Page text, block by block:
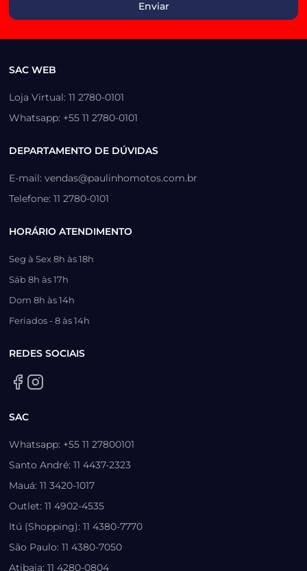
SAC WEB
Loja Virtual: 11 2780-0101
Whatsapp: +55 11 2780-0101
DEPARTAMENTO DE DÚVIDAS
E-mail: vendas@paulinhomotos.com.br
Telefone: 11 2780-0101
HORÁRIO ATENDIMENTO
Seg à Sex 8h às 18h
Sáb 8h às 17h
Dom 8h às 14h
Feriados - 8 às 14h
REDES SOCIAIS
SAC
Whatsapp: +55 11 27800101
Santo André: 11 4437-2323
Mauá: 11 3420-1017
Outlet: 11 4902-4535
Itú (Shopping): 11 4380-7770
São Paulo: 11 4380-7050
Atibaia: 11 4280-0804